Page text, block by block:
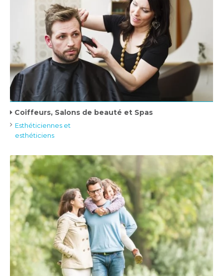
Coiffeurs, Salons de beauté et Spas
Esthéticiennes et
esthéticiens